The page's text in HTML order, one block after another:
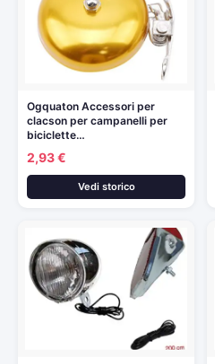
Ogquaton Accessori per
clacson per campanelli per
biciclette…
2,93 €
Vedi storico